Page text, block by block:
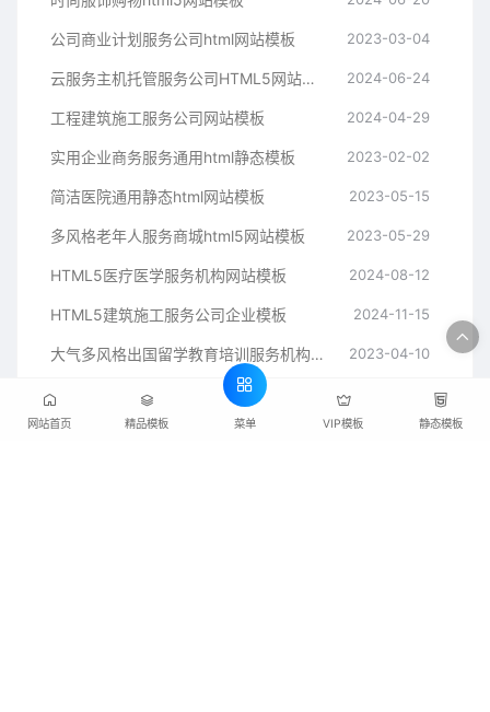
公司商业计划服务公司html网站模板 2023-03-04
云服务主机托管服务公司HTML5网站模板 2024-06-24
工程建筑施工服务公司网站模板 2024-04-29
实用企业商务服务通用html静态模板 2023-02-02
简洁医院通用静态html网站模板 2023-05-15
多风格老年人服务商城html5网站模板 2023-05-29
HTML5医疗医学服务机构网站模板 2024-08-12
HTML5建筑施工服务公司企业模板 2024-11-15
大气多风格出国留学教育培训服务机构网页模板 2023-04-10
网站首页 精品模板 菜单 VIP模板 静态模板